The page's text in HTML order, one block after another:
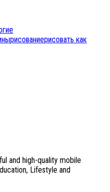
рисованиерисовать как
and high-quality mobile
Lifestyle and